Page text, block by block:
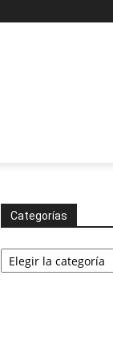
Categorías
Categorías